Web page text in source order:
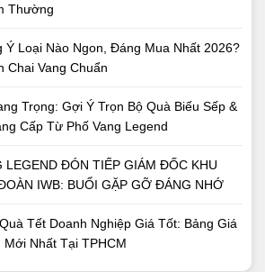
Thường
Ý Loại Nào Ngon, Đáng Mua Nhất 2026?
Chai Vang Chuẩn
Trọng: Gợi Ý Trọn Bộ Quà Biếu Sếp &
Cấp Từ Phố Vang Legend
LEGEND ĐÓN TIẾP GIÁM ĐỐC KHU
IWB: BUỔI GẶP GỠ ĐÁNG NHỚ
Tết Doanh Nghiệp Giá Tốt: Bảng Giá
Mới Nhất Tại TPHCM